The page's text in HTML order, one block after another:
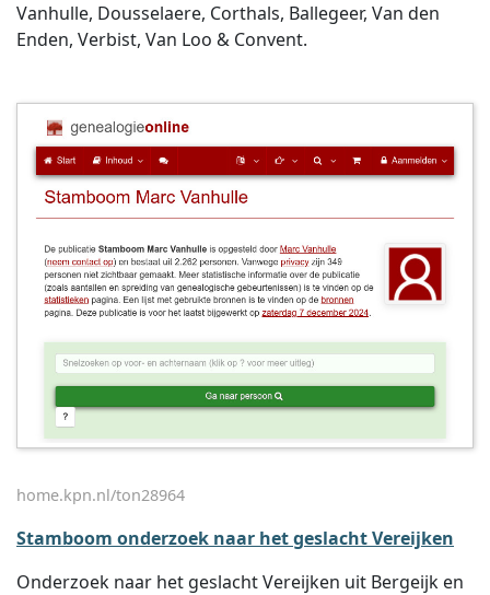
Vanhulle, Dousselaere, Corthals, Ballegeer, Van den
Enden, Verbist, Van Loo & Convent.
home.kpn.nl/ton28964
Stamboom onderzoek naar het geslacht Vereijken
Onderzoek naar het geslacht Vereijken uit Bergeijk en